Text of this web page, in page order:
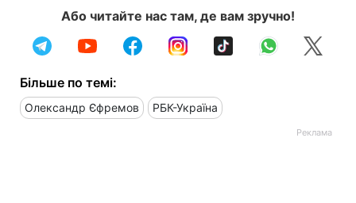
Або читайте нас там, де вам зручно!
Більше по темі:
Олександр Єфремов РБК-Україна